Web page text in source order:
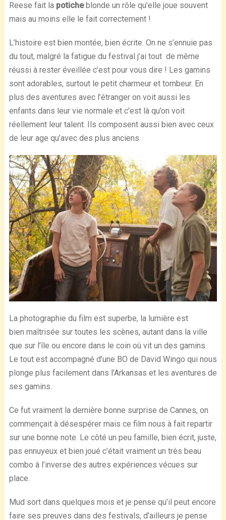
Reese fait la poticheblonde un rôle qu’elle joue souvent
mais au moins elle le fait correctement !
L’histoire est bien montée, bien écrite. On ne s’ennuie pas
du tout, malgré la fatigue du festival j’ai tout de même
réussi à rester éveillée c’est pour vous dire ! Les gamins
sont adorables, surtout le petit charmeur et tombeur. En
plus des aventures avec l’étranger on voit aussi les
enfants dans leur vie normale et c’est là qu’on voit
réellement leur talent. Ils composent aussi bien avec ceux
de leur age qu’avec des plus anciens.
La photographie du film est superbe, la lumière est
bien maîtrisée sur toutes les scènes, autant dans la ville
que sur l’île ou encore dans le coin où vit un des gamins.
Le tout est accompagné d’une BO de David Wingo qui nous
plonge plus facilement dans l’Arkansas et les aventures de
ses gamins.
Ce fut vraiment la dernière bonne surprise de Cannes, on
commençait à désespérer mais ce film nous à fait repartir
sur une bonne note. Le côté un peu famille, bien écrit, juste,
pas ennuyeux et bien joué c’était vraiment un très beau
combo à l’inverse des autres expériences vécues sur
place.
Mud sort dans quelques mois et je pense qu’il peut encore
faire ses preuves dans des festivals, d’ailleurs je pense